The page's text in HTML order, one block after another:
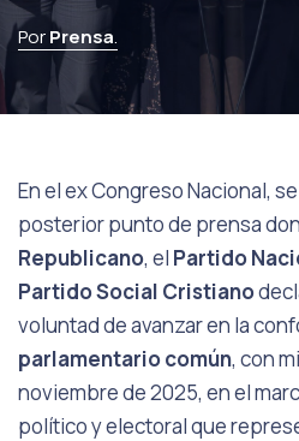
PorPrensa.
En el ex Congreso Nacional,
posterior punto de prensa
Republicano, el Partido
Partido Social Cristiano
voluntad de avanzar en la
parlamentario común, con
noviembre de 2025, en el
político y electoral que